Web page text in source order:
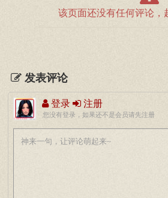
该页面还没有任何评论，
发表评论
登录 注册
您没有登录，如果还不是会员请先注册